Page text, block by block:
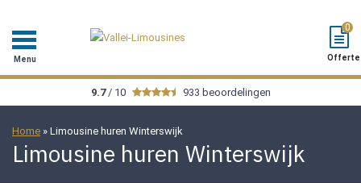
Menu
0
Offerte
9.7/ 10 933 beoordelingen
Home » Limousine huren Winterswijk
Limousine huren Winterswijk